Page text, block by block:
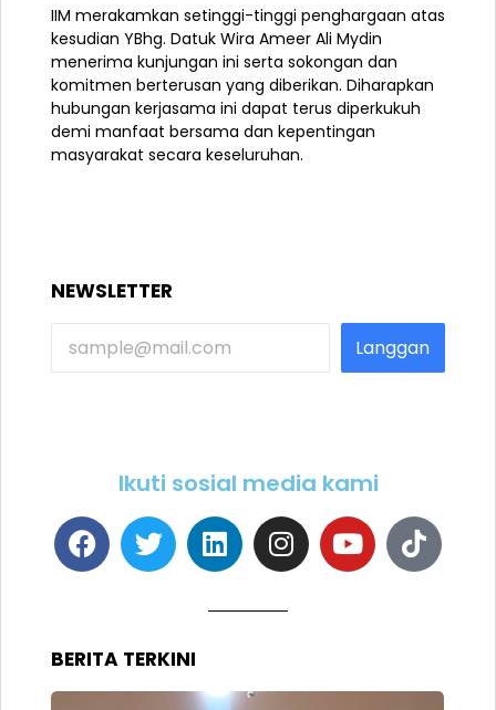
IIM merakamkan setinggi-tinggi penghargaan atas
kesudian YBhg. Datuk Wira Ameer Ali Mydin
menerima kunjungan ini serta sokongan dan
komitmen berterusan yang diberikan. Diharapkan
hubungan kerjasama ini dapat terus diperkukuh
demi manfaat bersama dan kepentingan
masyarakat secara keseluruhan.
NEWSLETTER
Langgan
Ikuti sosial media kami
BERITA TERKINI